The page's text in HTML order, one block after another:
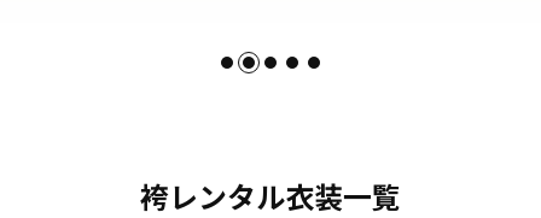
袴レンタル衣装一覧